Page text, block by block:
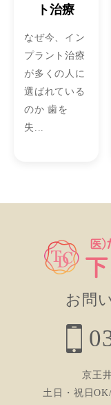
ト治療
なぜ今、イン
プラント治療
が多くの人に
選ばれている
のか 歯を
失...
お問
京王
土日・祝日